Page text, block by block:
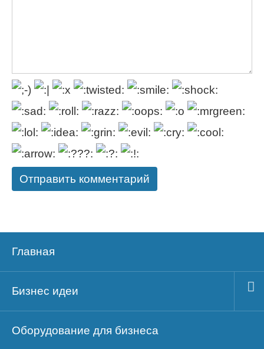
Главная
Бизнес идеи
Оборудование для бизнеса